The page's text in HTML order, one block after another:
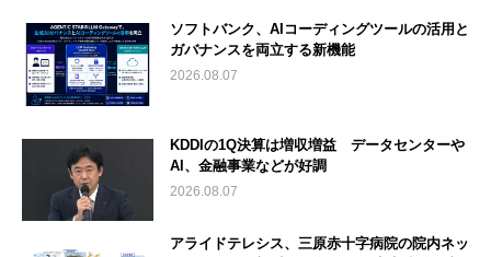
ソフトバンク、AIコーディングツールの活用と
ガバナンスを両立する新機能
2026.08.07
KDDIの1Q決算は増収増益 データセンターや
AI、金融事業などが好調
2026.08.07
アライドテレシス、三原赤十字病院の院内ネッ